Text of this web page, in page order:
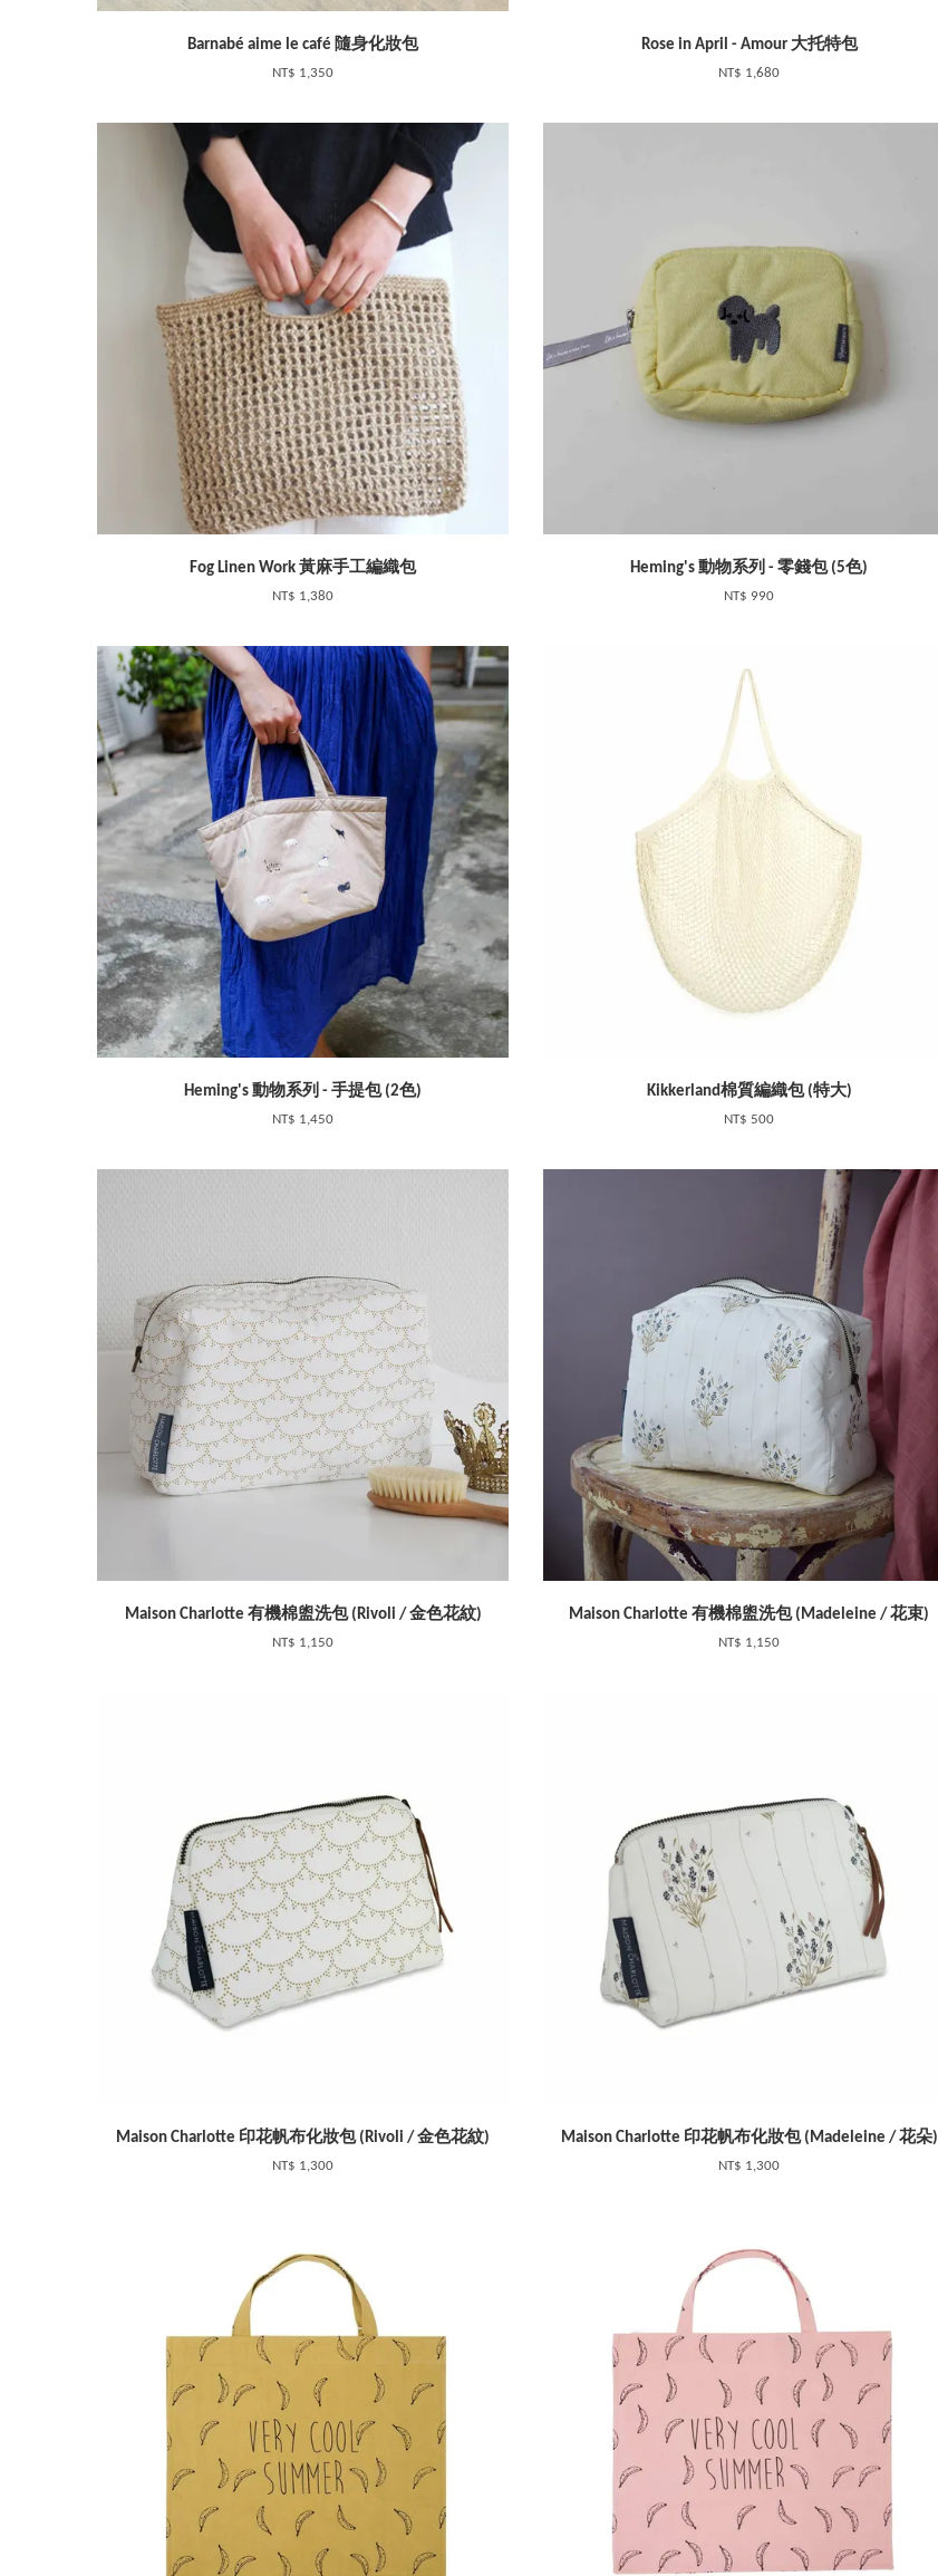
Barnabé aime le café 隨身化妝包
NT$ 1,350
Rose in April - Amour 大托特包
NT$ 1,680
Fog Linen Work 黃麻手工編織包
NT$ 1,380
Heming's 動物系列 - 零錢包 (5色)
NT$ 990
Heming's 動物系列 - 手提包 (2色)
NT$ 1,450
Kikkerland棉質編織包 (特大)
NT$ 500
Maison Charlotte 有機棉盥洗包 (Rivoli / 金色花紋)
NT$ 1,150
Maison Charlotte 有機棉盥洗包 (Madeleine / 花束)
NT$ 1,150
Maison Charlotte 印花帆布化妝包 (Rivoli / 金色花紋)
NT$ 1,300
Maison Charlotte 印花帆布化妝包 (Madeleine / 花朵)
NT$ 1,300